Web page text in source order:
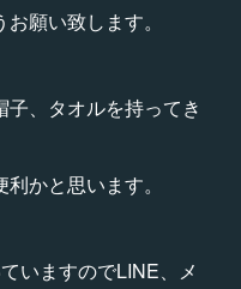
願い致します。
、タオルを持ってき
かと思います。
いますのでLINE、メ